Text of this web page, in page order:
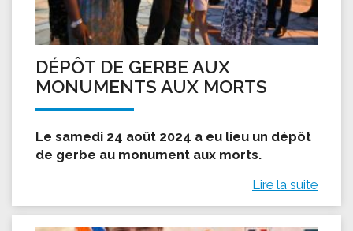
DÉPÔT DE GERBE AUX
MONUMENTS AUX MORTS
Le samedi 24 août 2024 a eu lieu un dépôt
de gerbe au monument aux morts.
Lire la suite